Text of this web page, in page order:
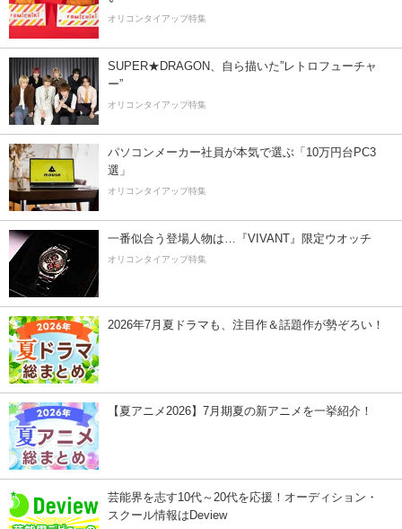
オリコンタイアップ特集
SUPER★DRAGON、自ら描いた”レトロフューチャ
ー”
オリコンタイアップ特集
パソコンメーカー社員が本気で選ぶ「10万円台PC3
選」
オリコンタイアップ特集
一番似合う登場人物は…『VIVANT』限定ウオッチ
オリコンタイアップ特集
2026年7月夏ドラマも、注目作＆話題作が勢ぞろい！
【夏アニメ2026】7月期夏の新アニメを一挙紹介！
芸能界を志す10代～20代を応援！オーディション・
スクール情報はDeview